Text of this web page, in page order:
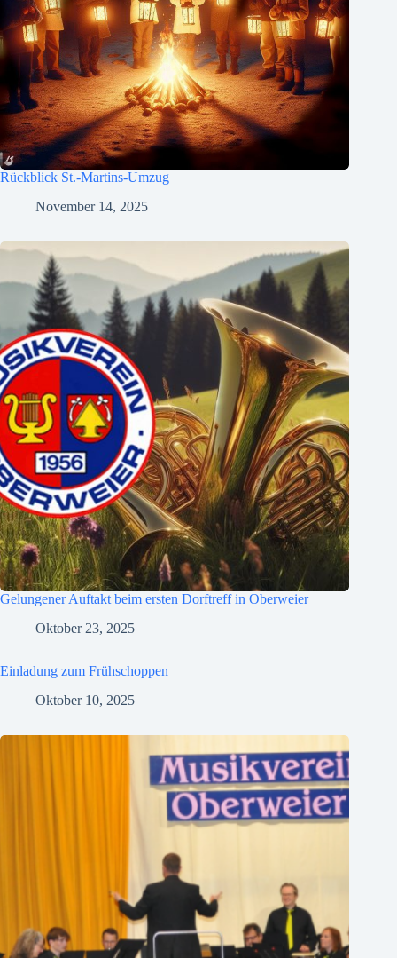
Rückblick St.-Martins-Umzug
November 14, 2025
Gelungener Auftakt beim ersten Dorftreff in Oberweier
Oktober 23, 2025
Einladung zum Frühschoppen
Oktober 10, 2025